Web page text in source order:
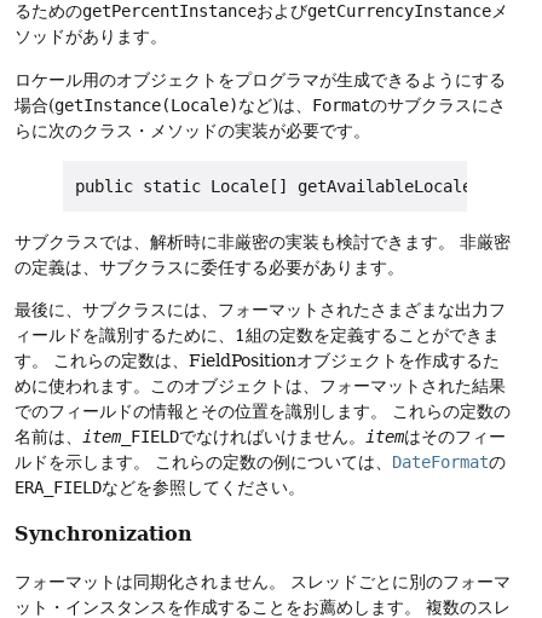
るためのgetPercentInstanceおよびgetCurrencyInstanceメ
ソッドがあります。
ロケール用のオブジェクトをプログラマが生成できるようにする
場合(getInstance(Locale)など)は、 Formatのサブクラスにさ
らに次のクラス・メソッドの実装が必要です。
サブクラスでは、解析時に非厳密の実装も検討できます。
非厳密
の定義は、サブクラスに委任する必要があります。
最後に、サブクラスには、フォーマットされたさまざまな出力フ
ィールドを識別するために、1組の定数を定義することができま
す。
これらの定数は、FieldPositionオブジェクトを作成するた
めに使われます。このオブジェクトは、フォーマットされた結果
でのフィールドの情報とその位置を識別します。
これらの定数の
名前は、
item _FIELDでなければいけません。 itemはそのフィー
ルドを示します。
これらの定数の例については、 DateFormatの
ERA_FIELDなどを参照してください。
Synchronization
フォーマットは同期化されません。
スレッドごとに別のフォーマ
ット・インスタンスを作成することをお薦めします。
複数のスレ